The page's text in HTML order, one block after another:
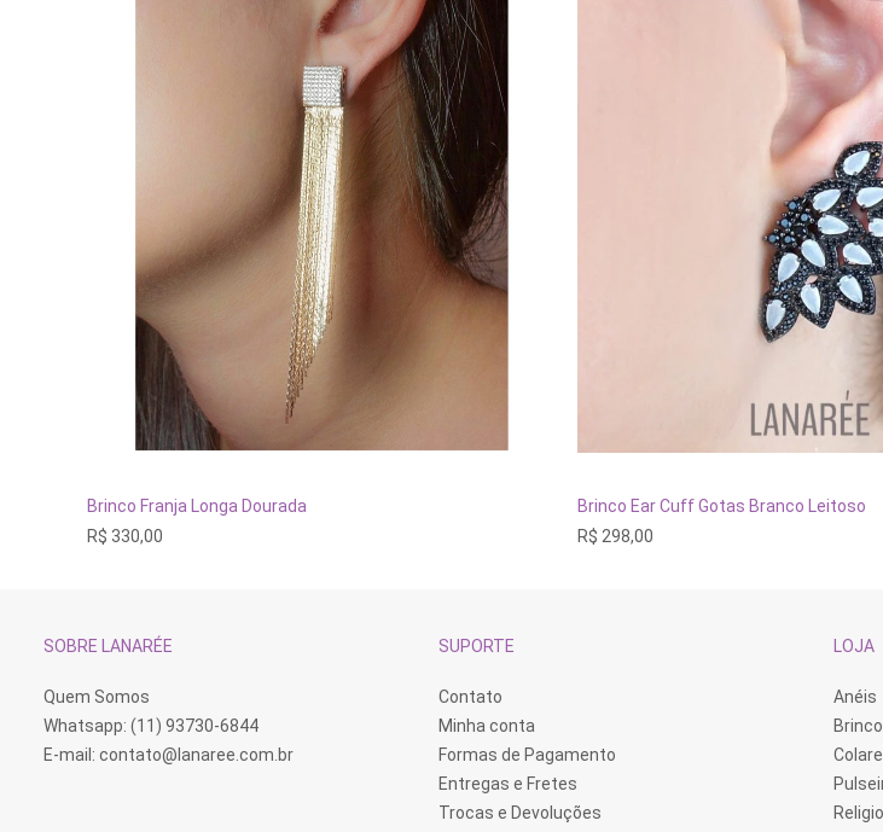
ADICIONAR AO CARRINHO
Brinco Franja Longa Dourada
R$ 330,00
ADICIONAR AO
Brinco Ear Cuff Gotas Branco Leitoso
R$ 298,00
SOBRE LANARÉE
Quem Somos
Whatsapp: (11) 93730-6844
E-mail: contato@lanaree.com.br
SUPORTE
Contato
Minha conta
Formas de Pagamento
Entregas e Fretes
Trocas e Devoluções
LOJA
Anéis